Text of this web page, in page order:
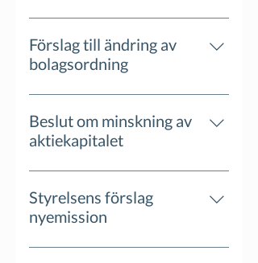
Förslag till ändring av
bolagsordning
Beslut om minskning av
aktiekapitalet
Styrelsens förslag
nyemission